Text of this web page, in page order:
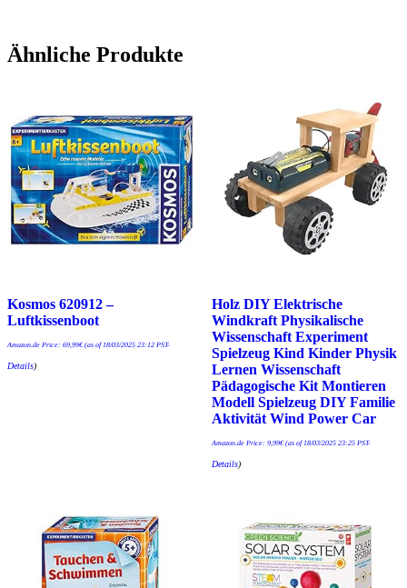
Ähnliche Produkte
Kosmos 620912 –
Luftkissenboot
Amazon.de Price: 69,99€(as of 18/03/2025 23:12 PST-
Details)
Holz DIY Elektrische
Windkraft Physikalische
Wissenschaft Experiment
Spielzeug Kind Kinder Physik
Lernen Wissenschaft
Pädagogische Kit Montieren
Modell Spielzeug DIY Familie
Aktivität Wind Power Car
Amazon.de Price: 9,99€(as of 18/03/2025 23:25 PST-
Details)